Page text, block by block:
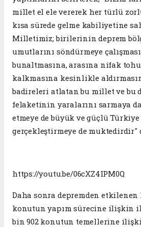
millet el ele vererek her türlü
kısa sürede gelme kabiliyetine
Milletimiz; birilerinin deprem
umutlarını söndürmeye
bunaltmasına, arasına nifak
kalkmasına kesinlikle
badireleri atlatan bu millet ve bu
felaketinin yaralarını sarmaya
etmeye de büyük ve güçlü
gerçekleştirmeye de muktedirdir"
https://youtu.be/06cXZ4IPM0Q
Daha sonra depremden etkilenen
konutun yapım sürecine ilişkin
bin 902 konutun temellerine